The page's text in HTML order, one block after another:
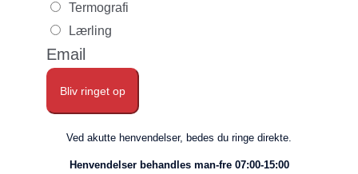
Termografi
Lærling
Email
Bliv ringet op
Ved akutte henvendelser, bedes du ringe direkte.
Henvendelser behandles man-fre 07:00-15:00